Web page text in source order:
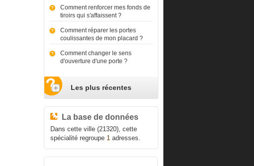
Comment renforcer mes fonds de
tiroirs qui s'affaissent ?
Comment réparer les portes
coulissantes de mon placard ?
Comment changer le sens
d'ouverture d'une porte ?
Les plus récentes
La base de données
Dans cette ville (21320), cette
spécialité regroupe 1adresses.